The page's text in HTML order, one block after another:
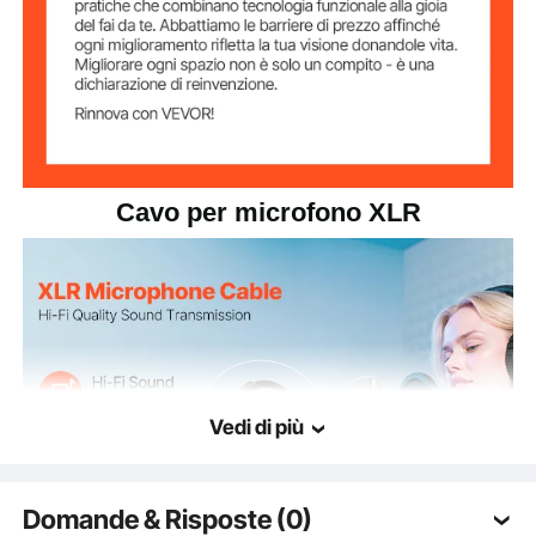
Calibro del filo 24 AWG
Colore connettori giallo, blu
lega + rame + PVC
Peso netto 6 libbre / 2,72 kg
Dimensioni del
prodotto
8,27 x 8,27 x 4,33 pollici /
Cavo per microfono XLR
Vedi di più
Domande & Risposte (0)